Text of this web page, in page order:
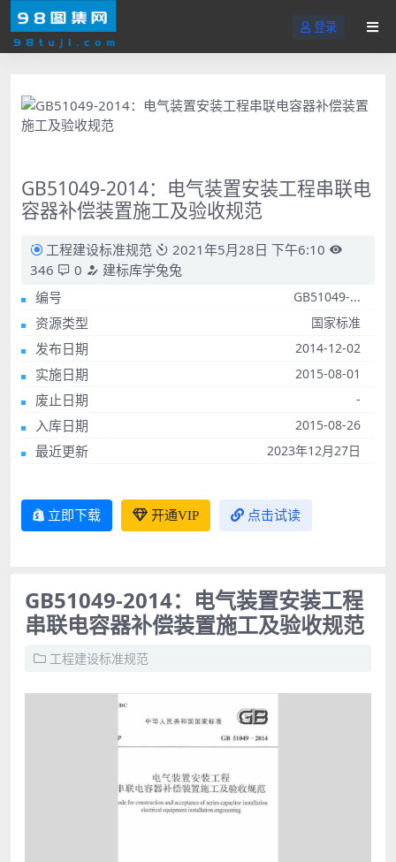
登录
GB51049-2014：电气装置安装工程串联电
容器补偿装置施工及验收规范
工程建设标准规范
2021年5月28日 下午6:10
346
0
建标库学兔兔
编号
GB51049-...
资源类型 国家标准
发布日期 2014-12-02
实施日期 2015-08-01
废止日期 -
入库日期 2015-08-26
最近更新 2023年12月27日
立即下载 开通VIP 点击试读
GB51049-2014：电气装置安装工程
串联电容器补偿装置施工及验收规范
工程建设标准规范